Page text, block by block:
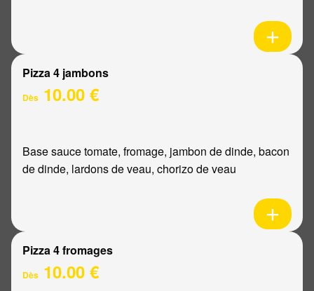
Pizza 4 jambons
Dès 10.00 €
Base sauce tomate, fromage, jambon de dinde, bacon
de dinde, lardons de veau, chorizo de veau
Pizza 4 fromages
Dès 10.00 €